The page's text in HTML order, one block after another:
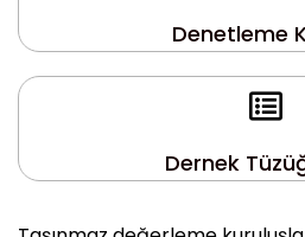
Denetleme
Dernek